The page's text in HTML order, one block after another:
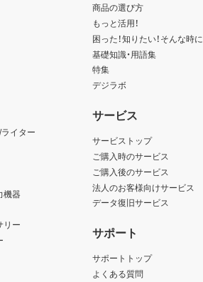
イター
機器
リー
商品の選び方
もっと活用！
困った！知りたい！そんな時に
基礎知識・用語集
特集
デジラボ
サービス
サービストップ
ご購入時のサービス
ご購入後のサービス
法人のお客様向けサービス
データ復旧サービス
サポート
サポートトップ
よくある質問